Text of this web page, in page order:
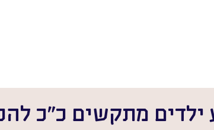
ילדים מתקשים כ״כ